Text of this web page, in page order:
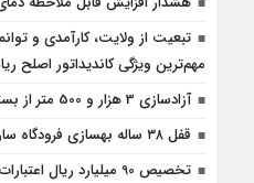
تبعیت از ولایت، کارآمدی و
مهم‌ترین ویژگی کاندیداتور اصلح
آزادسازی 3 هزار و 500 متر از بستر رودخانه در چالوس
قفل ۳۸ ساله بهسازی فرودگاه ساری شکسته شد
تخصیص 90 میلیارد